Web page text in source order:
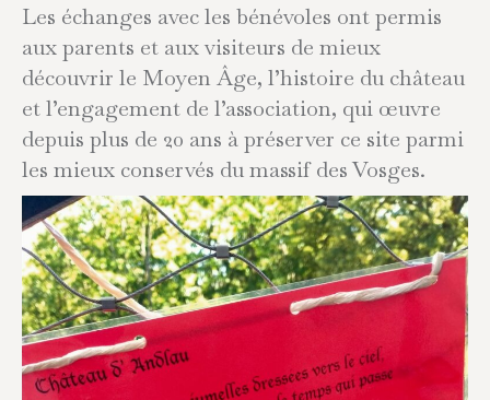
Les échanges avec les bénévoles ont permis
aux parents et aux visiteurs de mieux
découvrir le Moyen Âge, l’histoire du château
et l’engagement de l’association, qui œuvre
depuis plus de 20 ans à préserver ce site parmi
les mieux conservés du massif des Vosges.